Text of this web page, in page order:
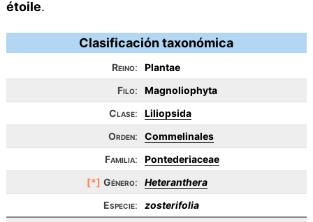
étoile.
Clasificación taxonómica
Reino:
Plantae
Filo:
Magnoliophyta
Clase:
Liliopsida
Orden:
Commelinales
Familia:
Pontederiaceae
[*] Género:
Heteranthera
Especie:
zosterifolia